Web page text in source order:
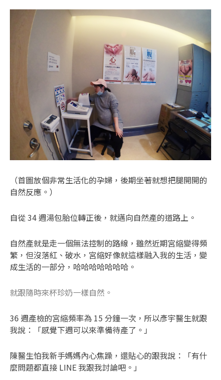
（首圖放個非常生活化的孕婦，後期坐著就想把腿開開的
自然反應。）
自從 34 週湯包胎位轉正後，就邁向自然產的道路上。
自然產就是走一個無法控制的路線，雖然近期宮縮變得頻
繁，但沒落紅、破水，宮縮好像就這樣融入我的生活，變
成生活的一部分，哈哈哈哈哈哈哈。
就跟隨時來杯珍奶一樣自然。
36 週產檢的宮縮頻率為 15 分鐘一次，所以彥宇醫生就跟
我說：「感覺下週可以來準備待產了。」
陳醫生怕我新手媽媽內心焦躁，還貼心的跟我說：「有什
麼問題都直接 LINE 我跟我討論吧。」